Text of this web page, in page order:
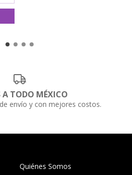
A TODO MÉXICO
envío y con mejores costos.
Quiénes Somos